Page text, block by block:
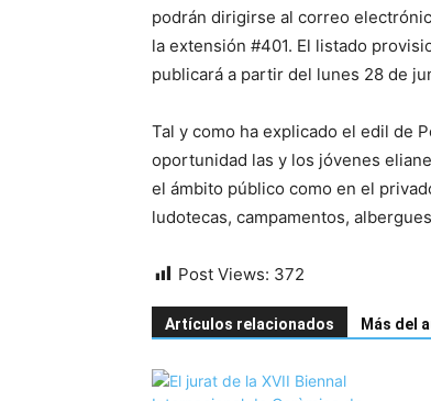
podrán dirigirse al correo
la extensión #401. El listado
publicará a partir del lunes 28 de
Tal y como ha explicado el edil de
oportunidad las y los jóvenes
el ámbito público como en el
ludotecas, campamentos,
Post Views: 372
Artículos relacionados Más del